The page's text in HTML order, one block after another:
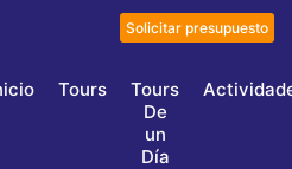
Solicitar presupuesto
Tours
Tours
De
un
Día